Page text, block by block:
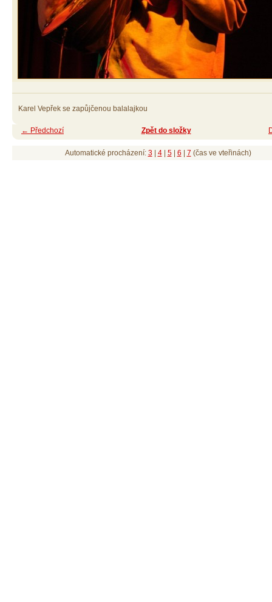
Karel Vepřek se zapůjčenou balalajkou
← Předchozí Zpět do složky
Automatické procházení: 3| 4| 5| 6 7 (čas ve vteřinách)